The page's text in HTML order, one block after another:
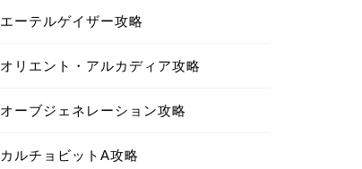
エーテルゲイザー攻略
オリエント・アルカディア攻略
オーブジェネレーション攻略
カルチョビットA攻略